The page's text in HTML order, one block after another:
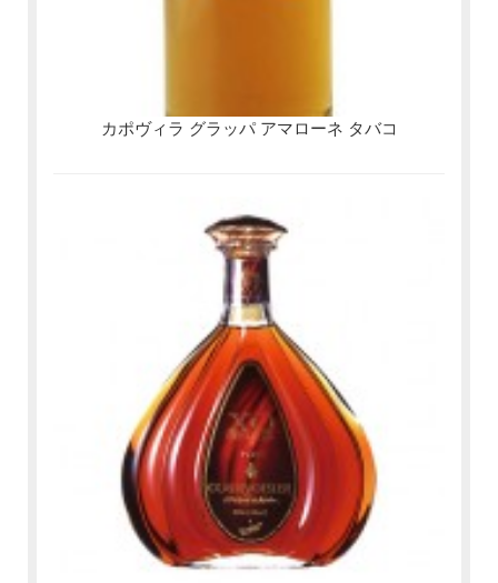
カポヴィラ グラッパ アマローネ タバコ